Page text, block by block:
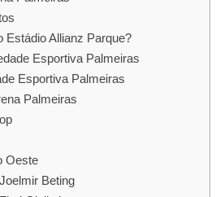
Estádio Allianz Parque?
Esportiva Palmeiras
Esportiva Palmeiras
Palmeiras
Oeste
Beting